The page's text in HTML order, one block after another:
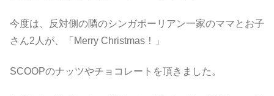
今度は、反対側の隣のシンガポーリアン一家のママとお子
さん2人が、「Merry Christmas！」
SCOOPのナッツやチョコレートを頂きました。